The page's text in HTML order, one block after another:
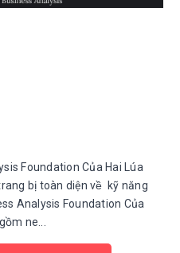
Foundation Của Hai Lúa
bị toàn diện về kỹ năng
Analysis Foundation Của
ne...